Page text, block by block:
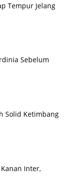
Tempur Jelang
Sebelum
Solid Ketimbang
Inter,